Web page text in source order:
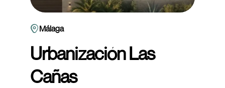
Málaga
Urbanización Las
Cañas